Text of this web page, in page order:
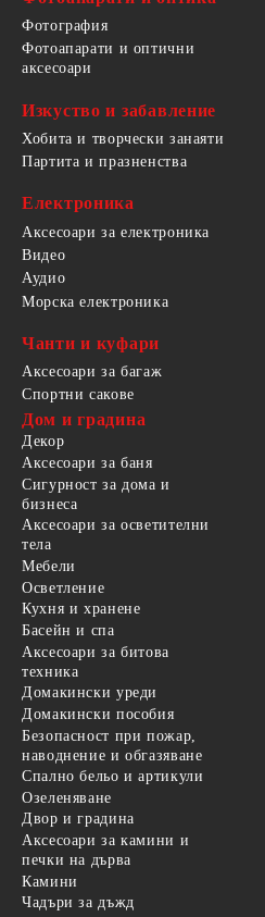
Фотография
Фотоапарати и оптични
аксесоари
Изкуство и забавление
Хобита и творчески занаяти
Партита и празненства
Електроника
Аксесоари за електроника
Видео
Аудио
Морска електроника
Чанти и куфари
Аксесоари за багаж
Спортни сакове
Дом и градина
Декор
Аксесоари за баня
Сигурност за дома и
бизнеса
Аксесоари за осветителни
тела
Мебели
Осветление
Кухня и хранене
Басейн и спа
Аксесоари за битова
техника
Домакински уреди
Домакински пособия
Безопасност при пожар,
наводнение и обгазяване
Спално бельо и артикули
Озеленяване
Двор и градина
Аксесоари за камини и
печки на дърва
Камини
Чадъри за дъжд